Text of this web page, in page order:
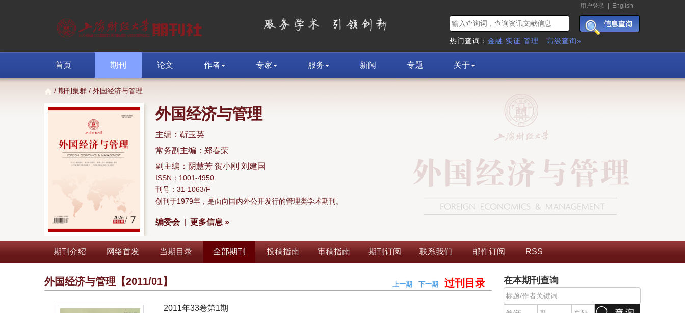
用户登录 English
热门查询： 金融 实证 管理 高级查询»
首页 期刊 论文 作者 专家 服务 新闻 专题 关于
/ 期刊集群 / 外国经济与管理
外国经济与管理
主编：靳玉英
常务副主编：郑春荣
副主编：阴慧芳 贺小刚 刘建国
ISSN：1001-4950
刊号：31-1063/F
创刊于1979年，是面向国内外公开发行的管理类学术期刊。
编委会| 更多信息 »
期刊介绍 网络首发 当期目录 全部期刊 投稿指南 审稿指南 期刊订阅 联系我们 邮件订阅 RSS
外国经济与管理 【2011/01】 上一期 下一期过刊目录
2011年33卷第1期
在本期刊查询